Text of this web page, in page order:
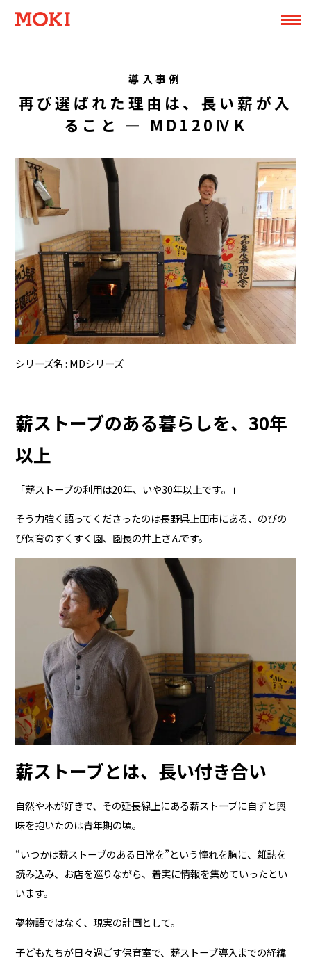
導入事例
再び選ばれた理由は、長い薪が入
ること ― MD120ⅣK
シリーズ名 MDシリーズ
薪ストーブのある暮らしを、30年
以上
「薪ストーブの利用は20年、いや30年以上です――。」
そう力強く語ってくださったのは長野県上田市にある、のびの
び保育のすくすく園、園長の井上さんです。
薪ストーブとは、長い付き合い
自然や木が好きで、その延長線上にある薪ストーブに自ずと興
味を抱いたのは青年期の頃。
“いつかは薪ストーブのある日常を”という憧れを胸に、雑誌を
読み込み、お店を巡りながら、着実に情報を集めていったとい
います。
夢物語ではなく、現実の計画として。
子どもたちが日々過ごす保育室で、薪ストーブ導入までの経緯